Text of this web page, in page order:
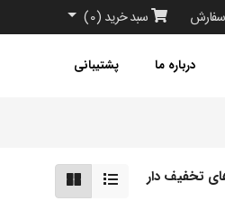
سفارش سبد خرید (
0
)
درباره ما پشتیبانی
تخفیف دار